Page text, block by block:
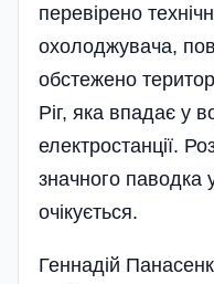
перевірено
охоло­джувача,
обстежено
Ріг, яка впадає у
електростанції.
значного паводка
очікується.
Геннадій